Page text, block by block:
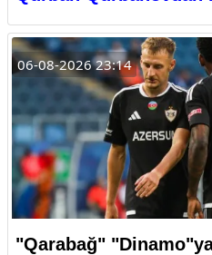
06-08-2026 23:14
"Qarabağ"